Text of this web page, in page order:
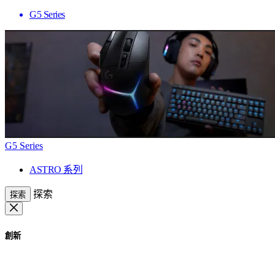
G5 Series
G5 Series
ASTRO 系列
探索 探索
創新